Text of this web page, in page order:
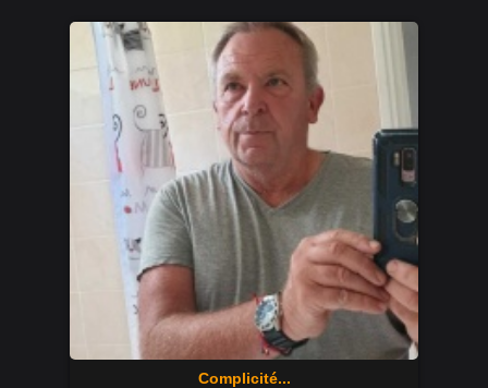
Complicité...